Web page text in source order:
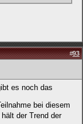
#93
es noch das
bei diesem
der Trend der